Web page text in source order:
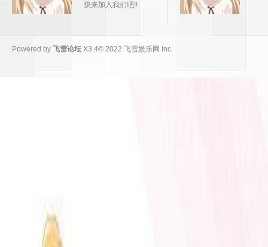
快来加入我们吧!!
Powered by 飞雪论坛 X3.4© 2022 飞雪娱乐网 Inc.